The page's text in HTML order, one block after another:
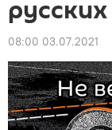
08:00 03.07.2021